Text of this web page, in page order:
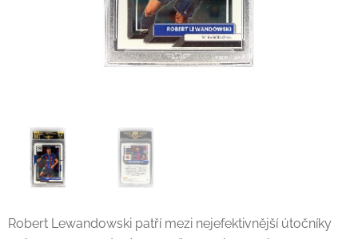
Robert Lewandowski patří mezi nejefektivnější útočníky